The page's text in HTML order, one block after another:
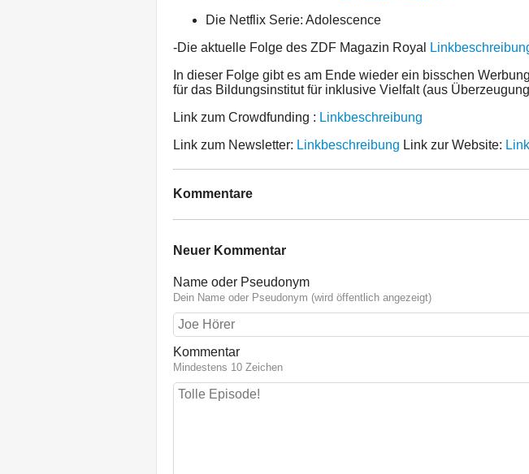
Die Netflix Serie: Adolescence
-Die aktuelle Folge des ZDF Magazin Royal
In dieser Folge gibt es am Ende wieder ein bisschen
für das Bildungsinstitut für inklusive Vielfalt (aus
Link zum Crowdfunding : Linkbeschreibung
Link zum Newsletter: Linkbeschreibung Link zur Website:
Kommentare
Neuer Kommentar
Name oder Pseudonym
Dein Name oder Pseudonym (wird öffentlich angezeigt)
Kommentar
Mindestens 10 Zeichen